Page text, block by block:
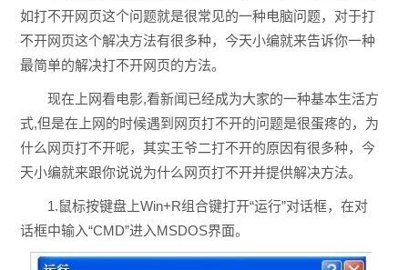
如打不开网页这个问题就是很常见的一种电脑问题，对于打
不开网页这个解决方法有很多种，今天小编就来告诉你一种
最简单的解决打不开网页的方法。
现在上网看电影,看新闻已经成为大家的一种基本生活方
式,但是在上网的时候遇到网页打不开的问题是很蛋疼的，为
什么网页打不开呢，其实王爷二打不开的原因有很多种，今
天小编就来跟你说说为什么网页打不开并提供解决方法。
1.鼠标按键盘上Win+R组合键打开“运行”对话框，在对
话框中输入“CMD”进入MSDOS界面。